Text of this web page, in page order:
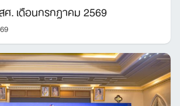
. เดือนกรกฎาคม 2569